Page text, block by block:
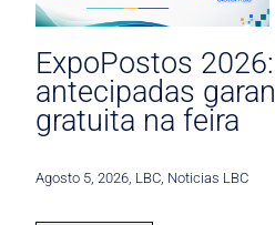
ExpoPostos
antecipadas
gratuita na feira
Agosto 5, 2026 LBC Noticias LBC